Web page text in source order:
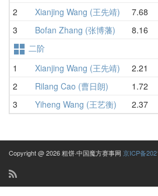
2 Xianjing Wang (王先靖) 7.68
3 Bofan Zhang (张博藩) 8.16
二阶
1
Xianjing Wang (王先靖) 2.21
2 Rilang Cao (曹日朗) 1.72
3 Yiheng Wang (王艺衡) 2.37
Copyright @ 2026 粗饼·中国魔方赛事网 京ICP备